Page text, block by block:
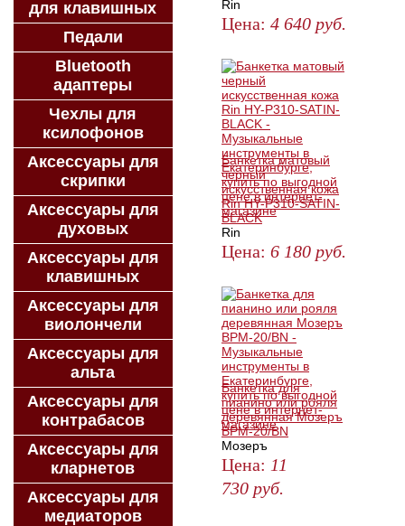
Rin
Цена: 4 640 руб.
Банкетка матовый
черный
искусственная кожа
Rin HY-P310-SATIN-
BLACK
Rin
Цена: 6 180 руб.
Банкетка для
пианино или рояля
деревянная Мозеръ
BPM-20/BN
Мозеръ
Цена: 11
730 руб.
для клавишных
Педали
Bluetooth
адаптеры
Чехлы для
ксилофонов
Аксессуары для
скрипки
Аксессуары для
духовых
Аксессуары для
клавишных
Аксессуары для
виолончели
Аксессуары для
альта
Аксессуары для
контрабасов
Аксессуары для
кларнетов
Аксессуары для
медиаторов